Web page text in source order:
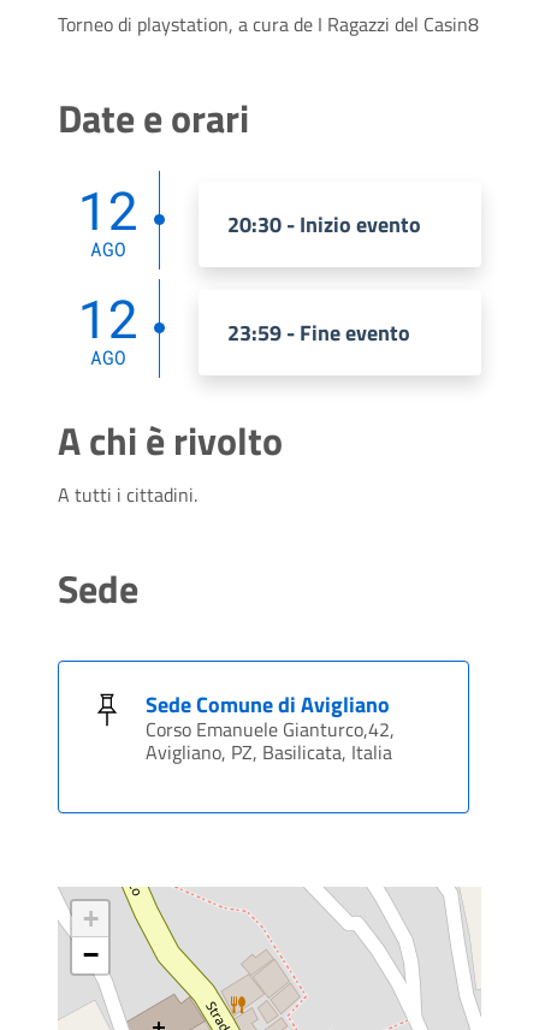
Torneo di playstation, a cura de I Ragazzi del Casin8
Date e orari
12
AGO
20:30 - Inizio evento
12
AGO
23:59 - Fine evento
A chi è rivolto
A tutti i cittadini.
Sede
Sede Comune di Avigliano
Corso Emanuele Gianturco,42,
Avigliano, PZ, Basilicata, Italia
+
−